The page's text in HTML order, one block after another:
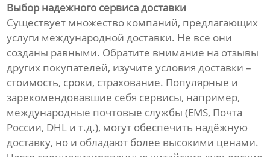
Выбор надежного сервиса доставки
Существует множество компаний, предлагающих
услуги международной доставки. Не все они
созданы равными. Обратите внимание на отзывы
других покупателей, изучите условия доставки –
стоимость, сроки, страхование. Популярные и
зарекомендовавшие себя сервисы, например,
международные почтовые службы (EMS, Почта
России, DHL и т.д.), могут обеспечить надёжную
доставку, но и обладают более высокими ценами.